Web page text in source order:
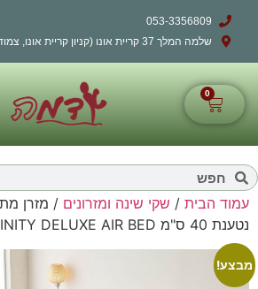
053-3356809
שלמה המלך 37 קריית אונו (קניון קריית אונו, צמוד לארומה מבחוץ)
0
עמוד הבית / שקי שינה ומזרונים / מזרן
נטענת 40 ס"מ INFINITY DELUXE AIR BED
מבצע!